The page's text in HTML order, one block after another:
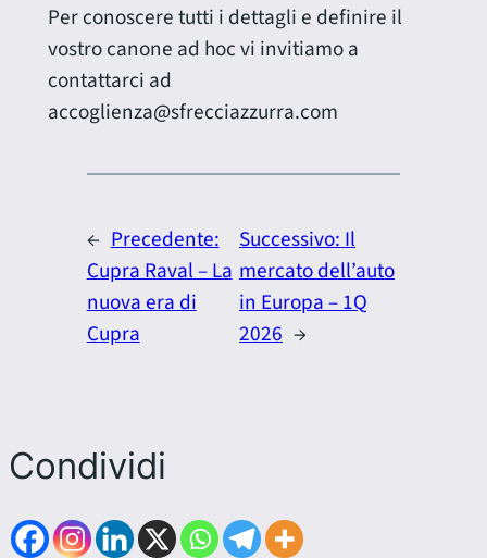
Per conoscere tutti i dettagli e definire il
vostro canone ad hoc vi invitiamo a
contattarci ad
accoglienza@sfrecciazzurra.com
← Precedente:
Cupra Raval – La
nuova era di
Cupra
Successivo:Il
mercato dell’auto
in Europa – 1Q
2026 →
Condividi